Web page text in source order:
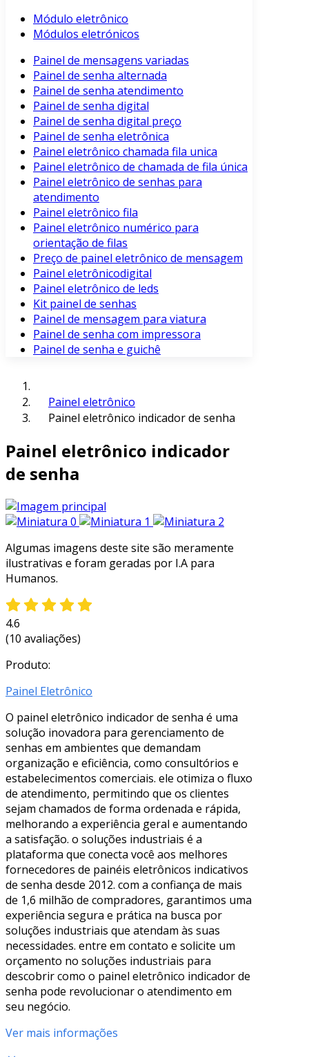
Módulo eletrônico
Módulos eletrónicos
Painel de mensagens variadas
Painel de senha alternada
Painel de senha atendimento
Painel de senha digital
Painel de senha digital preço
Painel de senha eletrônica
Painel eletrônico chamada fila unica
Painel eletrônico de chamada de fila única
Painel eletrônico de senhas para
atendimento
Painel eletrônico fila
Painel eletrônico numérico para
orientação de filas
Preço de painel eletrônico de mensagem
Painel eletrônicodigital
Painel eletrônico de leds
Kit painel de senhas
Painel de mensagem para viatura
Painel de senha com impressora
Painel de senha e guichê
Painel eletrônico
Painel eletrônico indicador de senha
Painel eletrônico indicador
de senha
Algumas imagens deste site são meramente
ilustrativas e foram geradas por I.A para
Humanos.
4.6
(10 avaliações)
Produto:
Painel Eletrônico
O painel eletrônico indicador de senha é uma
solução inovadora para gerenciamento de
senhas em ambientes que demandam
organização e eficiência, como consultórios e
estabelecimentos comerciais. ele otimiza o fluxo
de atendimento, permitindo que os clientes
sejam chamados de forma ordenada e rápida,
melhorando a experiência geral e aumentando
a satisfação. o soluções industriais é a
plataforma que conecta você aos melhores
fornecedores de painéis eletrônicos indicativos
de senha desde 2012. com a confiança de mais
de 1,6 milhão de compradores, garantimos uma
experiência segura e prática na busca por
soluções industriais que atendam às suas
necessidades. entre em contato e solicite um
orçamento no soluções industriais para
descobrir como o painel eletrônico indicador de
senha pode revolucionar o atendimento em
seu negócio.
Ver mais informações